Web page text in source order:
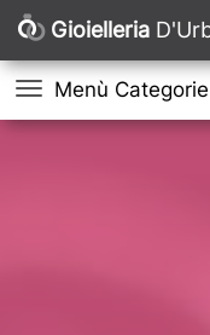
Gioielleria
Menù Categorie